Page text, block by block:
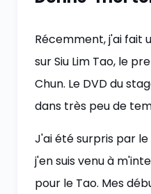
Récemment, j'ai fait
sur Siu Lim Tao, le
Chun. Le DVD du
dans très peu de
J'ai été surpris par
j'en suis venu à
pour le Tao. Mes